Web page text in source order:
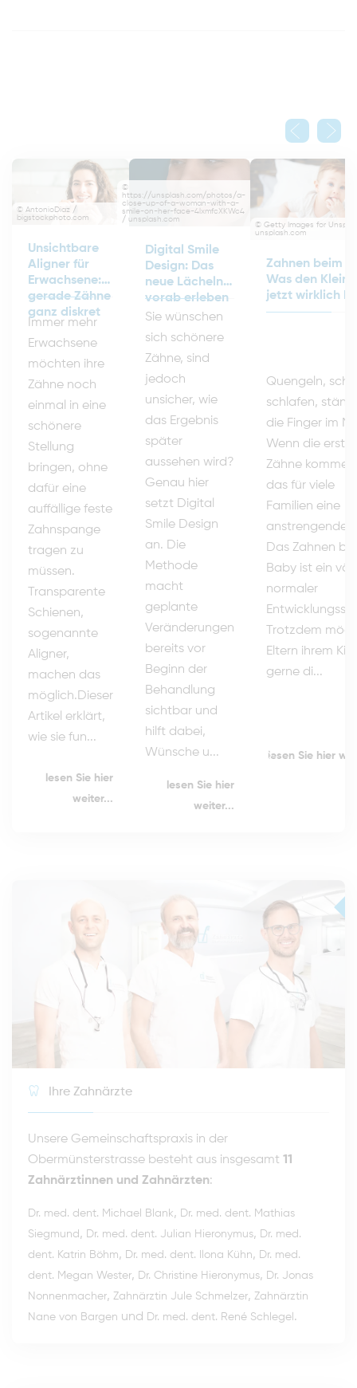
© AntonioDiaz /
bigstockphoto.com
Unsichtbare
Aligner für
Erwachsene:
gerade Zähne
ganz diskret
Immer mehr
Erwachsene
möchten ihre
Zähne noch
einmal in eine
schönere
Stellung
bringen, ohne
dafür eine
auffällige feste
Zahnspange
tragen zu
müssen.
Transparente
Schienen,
sogenannte
Aligner,
machen das
möglich.Dieser
Artikel erklärt,
wie sie fun...
lesen Sie hier
weiter...
©
https://unsplash.com/photos/a-
close-up-of-a-woman-with-a-
smile-on-her-face-4lxmfcXKWc4
/ unsplash.com
Digital Smile
Design: Das
neue Lächeln
vorab erleben
Sie wünschen
sich schönere
Zähne, sind
jedoch
unsicher, wie
das Ergebnis
später
aussehen wird?
Genau hier
setzt Digital
Smile Design
an. Die
Methode
macht
geplante
Veränderungen
bereits vor
Beginn der
Behandlung
sichtbar und
hilft dabei,
Wünsche u...
lesen Sie hier
weiter...
© Getty Images for
unsplash.com
Zahnen beim
Was den
jetzt wirklich
Quengeln,
schlafen,
die Finger im
Wenn die
Zähne
das für viele
Familien eine
anstrengende
Das Zahnen
Baby ist ein
normaler
Trotzdem
Eltern ihrem
gerne di...
lesen Sie hier
Ihre Zahnärzte
Unsere Gemeinschaftspraxis in der
Obermünsterstrasse besteht aus insgesamt 11
Zahnärztinnen und Zahnärzten:
Dr. med. dent. Michael Blank, Dr. med. dent. Mathias
Siegmund , Dr. med. dent. Julian Hieronymus, Dr. med.
dent. Katrin Böhm, Dr. med. dent. Ilona Kühn, Dr. med.
dent. Megan Wester, Dr. Christine Hieronymus, Dr. Jonas
Nonnenmacher, Zahnärztin Jule Schmelzer, Zahnärztin
Nane von Bargen und Dr. med. dent. René Schlegel .